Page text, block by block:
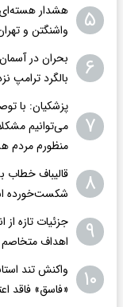
۵
هشدار هسته‌ای
واشنگتن و
۶
بحران در
بالگرد ترامپ
۷
پزشکیان: با
می‌توانیم
منظورم مردم
۸
قالیباف خطاب
شکست‌خورده
۹
جزئیات تازه
اهداف
۱۰
واکنش تند
«فاسق» فاقد